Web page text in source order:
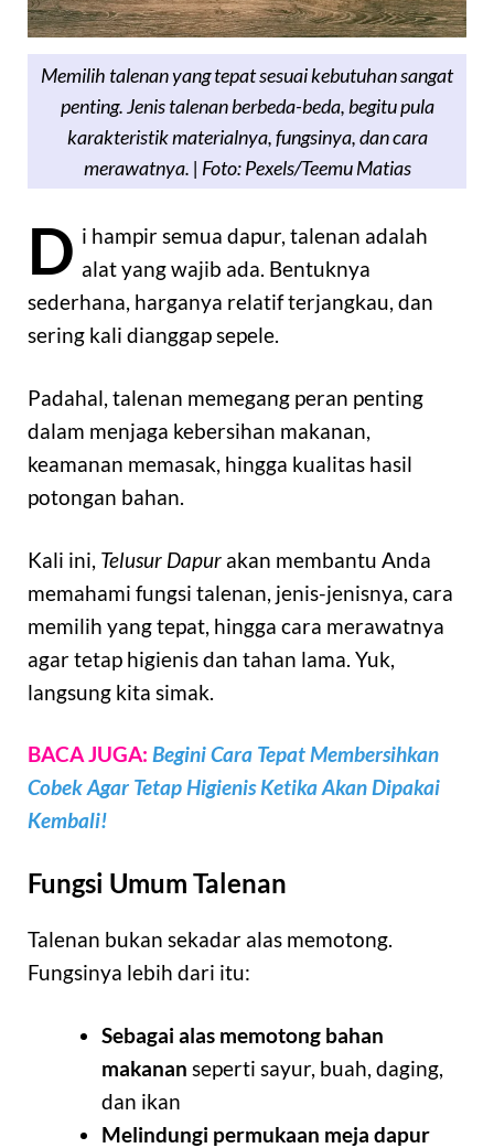
Memilih talenan yang tepat sesuai kebutuhan sangat
penting. Jenis talenan berbeda-beda, begitu pula
karakteristik materialnya, fungsinya, dan cara
merawatnya. | Foto: Pexels/Teemu Matias
D i hampir semua dapur, talenan adalah
alat yang wajib ada. Bentuknya
sederhana, harganya relatif terjangkau, dan
sering kali dianggap sepele.
Padahal, talenan memegang peran penting
dalam menjaga kebersihan makanan,
keamanan memasak, hingga kualitas hasil
potongan bahan.
Kali ini, Telusur Dapur akan membantu Anda
memahami fungsi talenan, jenis-jenisnya, cara
memilih yang tepat, hingga cara merawatnya
agar tetap higienis dan tahan lama. Yuk,
langsung kita simak.
BACA JUGA: Begini Cara Tepat Membersihkan
Cobek Agar Tetap Higienis Ketika Akan Dipakai
Kembali!
Fungsi Umum Talenan
Talenan bukan sekadar alas memotong.
Fungsinya lebih dari itu:
Sebagai alas memotong bahan
makanan seperti sayur, buah, daging,
dan ikan
Melindungi permukaan meja dapur